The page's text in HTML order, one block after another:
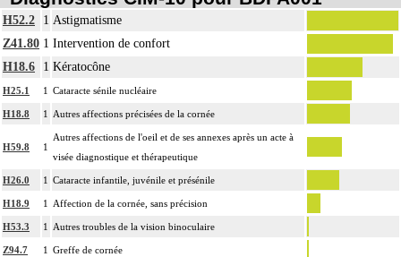
H52.2 1 Astigmatisme
Z41.80 1 Intervention de confort
H18.6
1 Kératocône
H25.1 1 Cataracte sénile nucléaire
H18.8 1 Autres affections précisées de la cornée
H59.8 1
Autres affections de l'oeil et de ses annexes après un acte à
visée diagnostique et thérapeutique
H26.0 1 Cataracte infantile, juvénile et présénile
H18.9 1 Affection de la cornée, sans précision
H53.3 1 Autres troubles de la vision binoculaire
Z94.7 1 Greffe de cornée